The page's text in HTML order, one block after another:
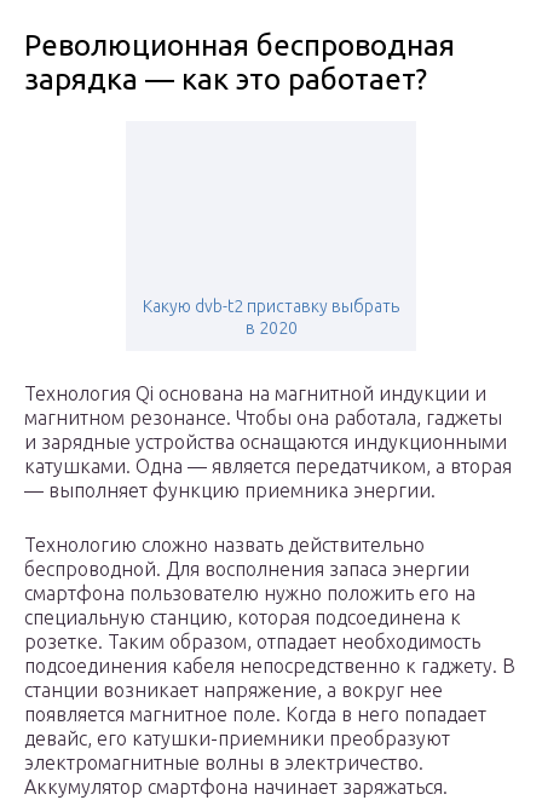
Революционная беспроводная
зарядка — как это работает?
Какую dvb-t2 приставку выбрать
в 2020
Технология Qi основана на магнитной индукции и
магнитном резонансе. Чтобы она работала, гаджеты
и зарядные устройства оснащаются индукционными
катушками. Одна — является передатчиком, а вторая
— выполняет функцию приемника энергии.
Технологию сложно назвать действительно
беспроводной. Для восполнения запаса энергии
смартфона пользователю нужно положить его на
специальную станцию, которая подсоединена к
розетке. Таким образом, отпадает необходимость
подсоединения кабеля непосредственно к гаджету. В
станции возникает напряжение, а вокруг нее
появляется магнитное поле. Когда в него попадает
девайс, его катушки-приемники преобразуют
электромагнитные волны в электричество.
Аккумулятор смартфона начинает заряжаться.